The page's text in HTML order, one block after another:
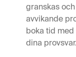
granskas
avvikande
boka tid
dina provsvar.